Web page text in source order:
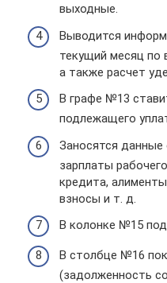
выходные.
Выводится
текущий месяц по
а также расчет
В графе №13
подлежащего
Заносятся данные
зарплаты
кредита,
взносы и т. д.
В колонке №15
В столбце №16
(задолженность